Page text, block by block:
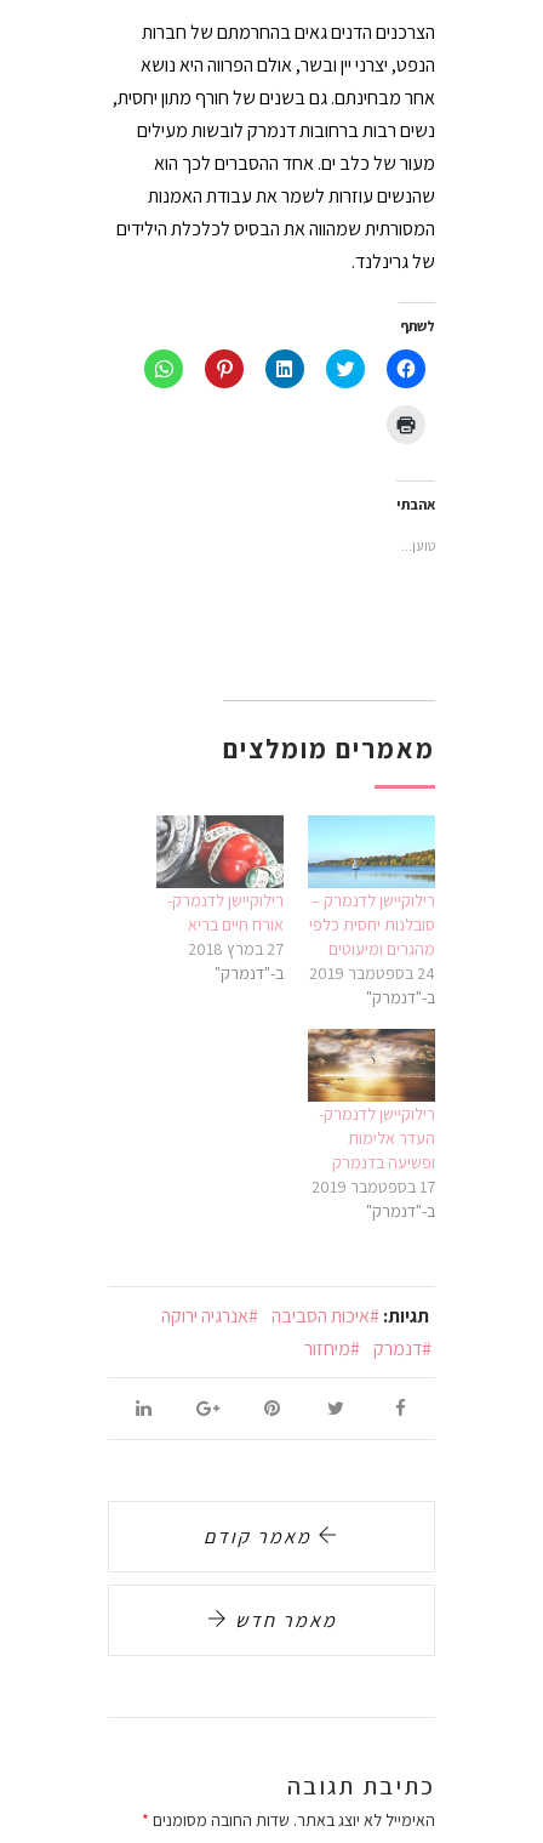
הצרכנים הדנים גאים בהחרמתם של חברות
הנפט, יצרני יין ובשר, אולם הפרווה היא נושא
אחר מבחינתם. גם בשנים של חורף מתון יחסית,
נשים רבות ברחובות דנמרק לובשות מעילים
מעור של כלב ים. אחד ההסברים לכך הוא
שהנשים עוזרות לשמר את עבודת האמנות
המסורתית שמהווה את הבסיס לכלכלת הילידים
של גרינלנד.
לשתף
לחיצה
לשיתוף
לחצו
כדי
לחצו
כדי
לחץ
כדי
לחיצה
לשיתוף
אהבתי
טוען...
מאמרים מומלצים
רילוקיישן לדנמרק –
סובלנות יחסית כלפי
מהגרים ומיעוטים
24 בספטמבר 2019
ב-"דנמרק"
רילוקיישן לדנמרק-
אורח חיים בריא
27 במרץ 2018
ב-"דנמרק"
רילוקיישן לדנמרק-
העדר אלימות
ופשיעה בדנמרק
17 בספטמבר 2019
ב-"דנמרק"
תגיות: איכות הסביבה
אנרגיה ירוקה
דנמרק
מיחזור
מאמר קודם
מאמר חדש
כתיבת תגובה
האימייל לא יוצג באתר. שדות החובה מסומנים *